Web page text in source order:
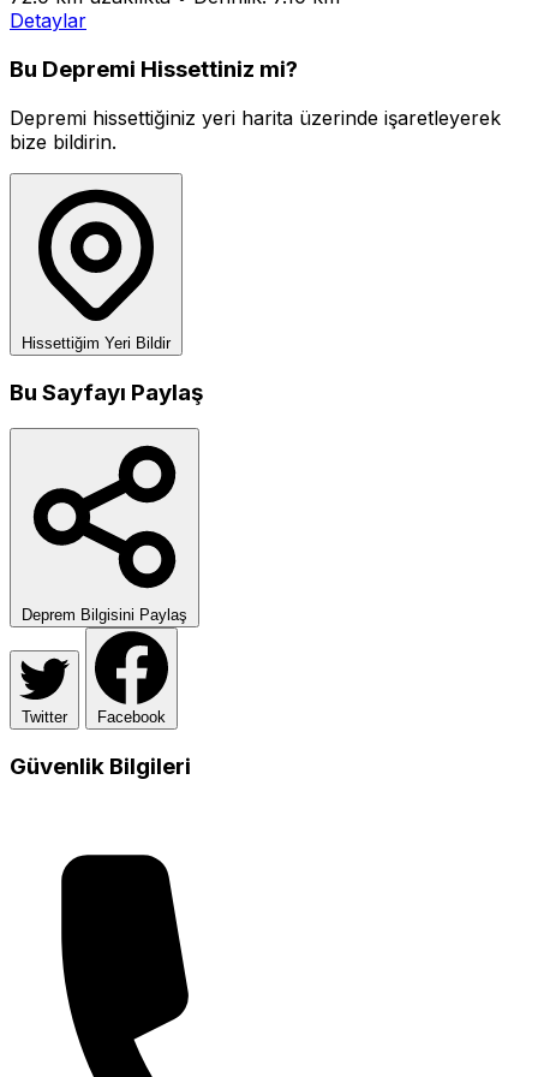
Detaylar
Bu Depremi Hissettiniz mi?
Depremi hissettiğiniz yeri harita üzerinde işaretleyerek
bize bildirin.
Hissettiğim Yeri Bildir
Bu Sayfayı Paylaş
Deprem Bilgisini Paylaş
Twitter Facebook
Güvenlik Bilgileri